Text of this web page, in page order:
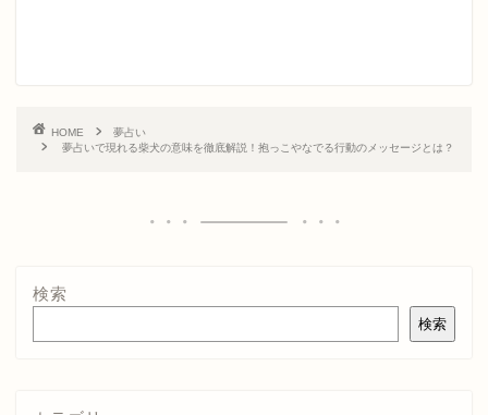
HOME
夢占い
夢占いで現れる柴犬の意味を徹底解説！抱っこやなでる行動のメッセージとは？
検索
検索